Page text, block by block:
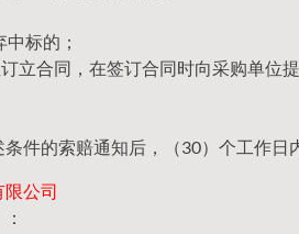
标的；
立合同，在签订合同时向采购单位
件的索赔通知后，（30）个工作日
公司